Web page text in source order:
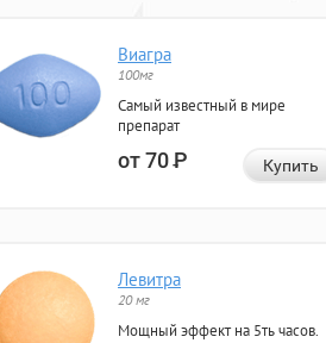
Виагра
100мг
Самый известный в мире
препарат
от 70Р Купить
Левитра
20 мг
Мощный эффект на 5ть часов.